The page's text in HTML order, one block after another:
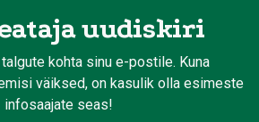
uudiskiri
kohta sinu e-postile. Kuna
väiksed, on kasulik olla esimeste
infosaajate seas!